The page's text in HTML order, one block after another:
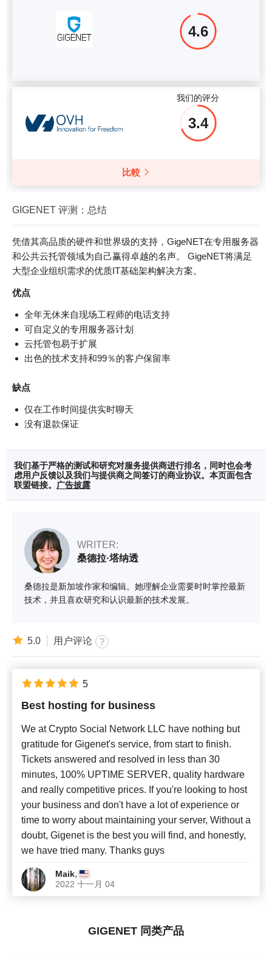
4.6
我们的评分
3.4
比較
GIGENET 评测：总结
凭借其高品质的硬件和世界级的支持，GigeNET在专用服务器
和公共云托管领域为自己赢得卓越的名声。 GigeNET将满足
大型企业组织需求的优质IT基础架构解决方案。
优点
全年无休来自现场工程师的电话支持
可自定义的专用服务器计划
云托管包易于扩展
出色的技术支持和99％的客户保留率
缺点
仅在工作时间提供实时聊天
没有退款保证
我们基于严格的测试和研究对服务提供商进行排名，同时也会考
虑用户反馈以及我们与提供商之间签订的商业协议。本页面包含
联盟链接。 广告披露
WRITER:
桑德拉·塔纳透
桑德拉是新加坡作家和编辑。她理解企业需要时时掌控最新
技术，并且喜欢研究和认识最新的技术发展。
5.0 用户评论
Best hosting for business
We at Crypto Social Network LLC have nothing but
gratitude for Gigenet's service, from start to finish.
Tickets answered and resolved in less than 30
minutes, 100% UPTIME SERVER, quality hardware
and really competitive prices. If you're looking to host
your business and don't have a lot of experience or
time to worry about maintaining your server, Without a
doubt, Gigenet is the best you will find, and honestly,
we have tried many. Thanks guys
Maik,
2022 十一月 04
5
GIGENET 同类产品